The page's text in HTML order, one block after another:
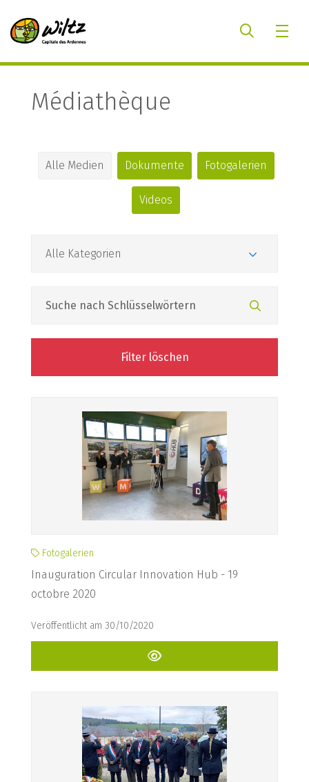
Médiathèque
Alle Medien Dokumente Fotogalerien
Videos
Filter löschen
Fotogalerien
Inauguration Circular Innovation Hub - 19
octobre 2020
Veröffentlicht am 30/10/2020